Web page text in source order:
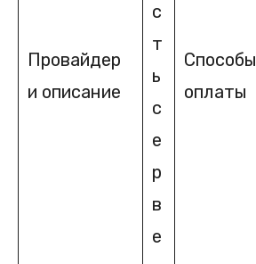
Провайдер
и описание
с
т
ь
с
е
р
в
е
Способы
оплаты